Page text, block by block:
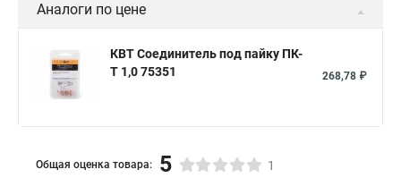
Аналоги по цене
КВТ Соединитель под пайку ПК-
Т 1,0 75351
268,78 ₽
Общая оценка товара: 5 1